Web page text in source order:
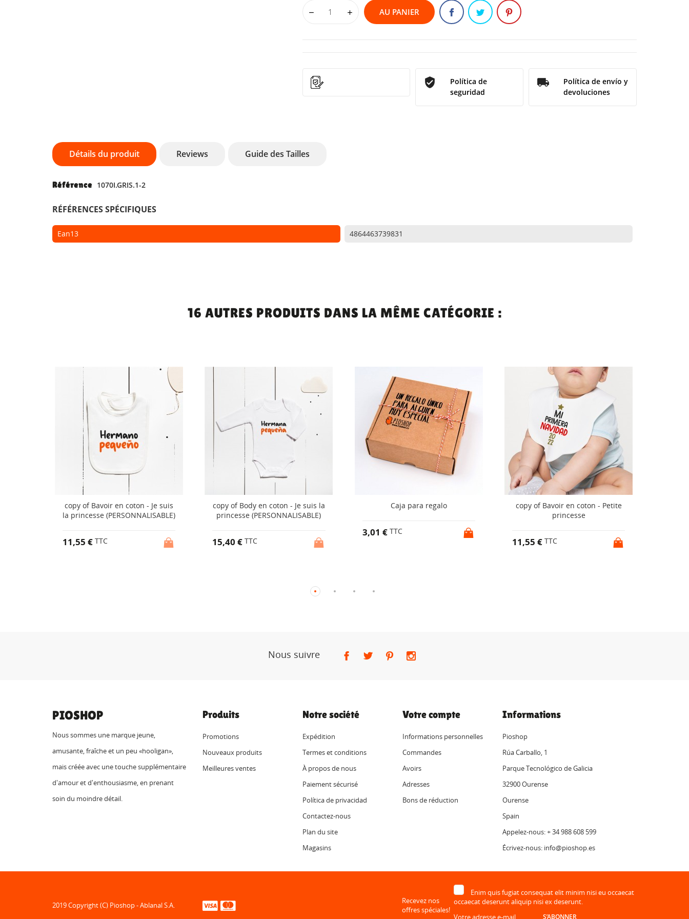
AU PANIER
Política de
seguridad
Política de envío y
devoluciones
Détails du produit Reviews Guide des Tailles
Référence 1070I.GRIS.1-2
RÉFÉRENCES SPÉCIFIQUES
Ean13 4864463739831
16 AUTRES PRODUITS DANS LA MÊME CATÉGORIE :
copy of Bavoir en coton - Je suis
la princesse (PERSONNALISABLE)
11,55 €TTC
copy of Body en coton - Je suis la
princesse (PERSONNALISABLE)
15,40 € TTC
Caja para regalo
3,01 €TTC
copy of Bavoir en coton - Petite
princesse
11,55 €TTC
Nous suivre
PIOSHOP
Nous sommes une marque jeune,
amusante, fraîche et un peu «hooligan»,
mais créée avec une touche supplémentaire
d'amour et d'enthousiasme, en prenant
soin du moindre détail.
Produits
Promotions
Nouveaux produits
Meilleures ventes
Notre société
Expédition
Termes et conditions
À propos de nous
Paiement sécurisé
Política de privacidad
Contactez-nous
Plan du site
Magasins
Votre compte
Informations personnelles
Commandes
Avoirs
Adresses
Bons de réduction
Informations
Pioshop
Rúa Carballo, 1
Parque Tecnológico de Galicia
32900 Ourense
Ourense
Spain
Appelez-nous: + 34 988 608 599
Écrivez-nous: info@pioshop.es
2019 Copyright (C) Pioshop - Ablanal S.A.
Recevez nos
offres spéciales!
Enim quis fugiat consequat elit minim nisi eu occaecat
occaecat deserunt aliquip nisi ex deserunt.
S’ABONNER